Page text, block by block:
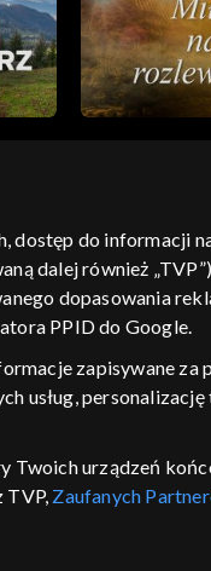
o dostawcy usług
dostęp do informacji
dalej również
dopasowania
PPID do Google.
zapisywane
usług,
Twoich urządzeń
TVP, Zaufanych